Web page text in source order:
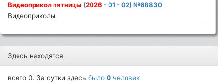
Видеоприкол пятницы (2026 - 01 - 02) №68830
Видеоприколы
Здесь находятся
всего 0. За сутки здесьбыло0 человек